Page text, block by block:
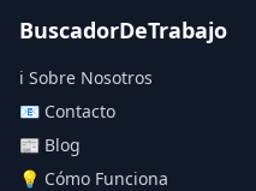
BuscadorDeTrabajo
ℹ️ Sobre Nosotros
📧 Contacto
📰 Blog
💡 Cómo Funciona